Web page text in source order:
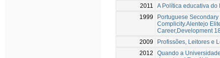
2011
A Política educativa
1999
Portuguese
Complicity.Alentejo
Career,Development
2009
Profissões, Leitores e
2012
Quando a